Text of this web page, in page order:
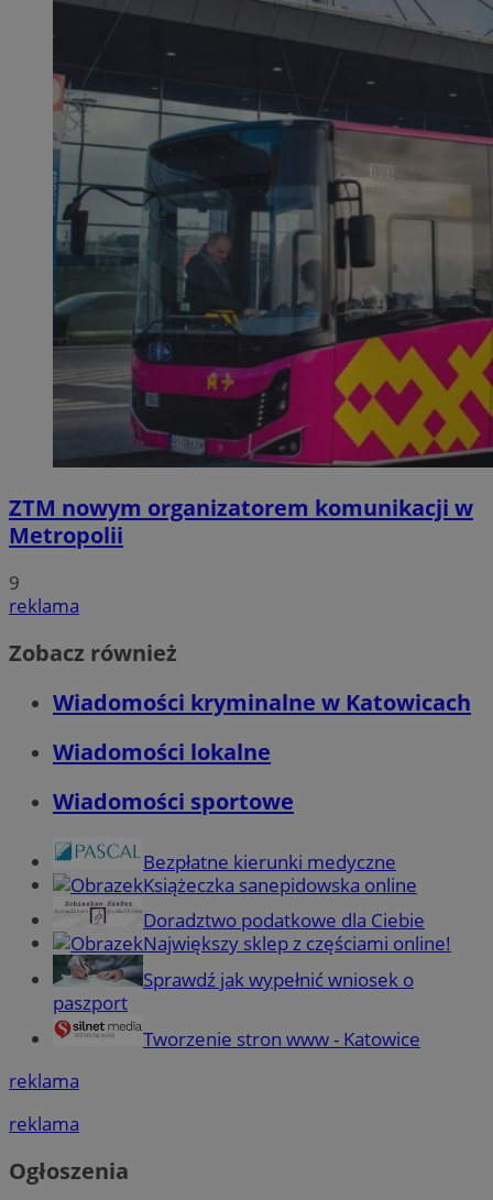
ZTM nowym organizatorem komunikacji w
Metropolii
9
reklama
Zobacz również
Wiadomości kryminalne w Katowicach
Wiadomości lokalne
Wiadomości sportowe
Bezpłatne kierunki medyczne
Książeczka sanepidowska online
Doradztwo podatkowe dla Ciebie
Największy sklep z częściami online!
Sprawdź jak wypełnić wniosek o
paszport
Tworzenie stron www - Katowice
reklama
reklama
Ogłoszenia